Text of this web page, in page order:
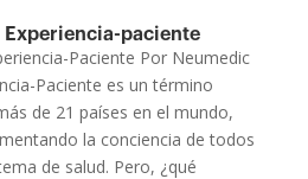
Experiencia-paciente
Paciente Por Neumedic
Paciente es un término
de 21 países en el mundo,
la conciencia de todos
de salud. Pero, ¿qué